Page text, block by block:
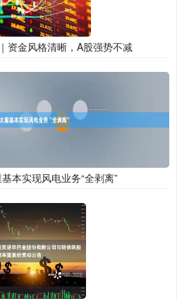
资金风格清晰，A股强势不减
本实现风电业务“全剥离”